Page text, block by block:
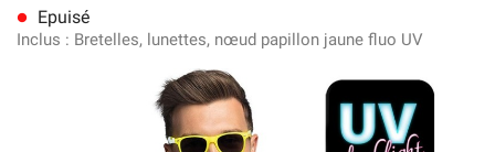
lens Epuisé
Inclus : Bretelles, lunettes, nœud papillon jaune fluo UV